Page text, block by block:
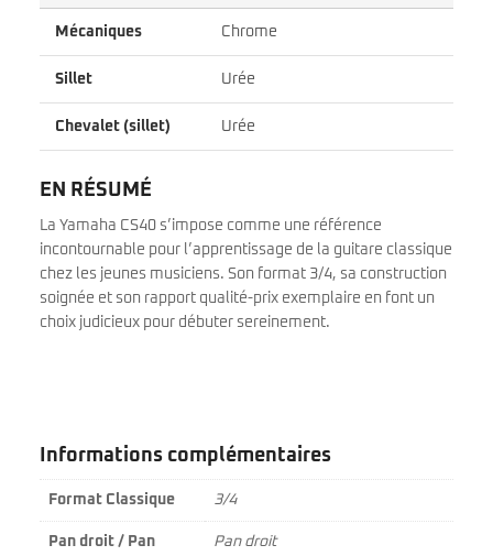
Mécaniques Chrome
Sillet Urée
Chevalet (sillet) Urée
EN RÉSUMÉ
La Yamaha CS40 s’impose comme une référence
incontournable pour l’apprentissage de la guitare classique
chez les jeunes musiciens. Son format 3/4, sa construction
soignée et son rapport qualité-prix exemplaire en font un
choix judicieux pour débuter sereinement.
Informations complémentaires
Format Classique 3/4
Pan droit / Pan Pan droit